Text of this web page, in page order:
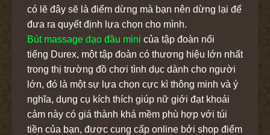
có lẽ đây sẽ là điểm dừng mà bạn nên dừng lại để
đưa ra quyết định lựa chọn cho mình.
Bút massage dạo đầu mini của tập đoàn nổi
tiếng Durex, một tập đoàn có thương hiệu lớn nhất
trong thị trường đồ chơi tình dục dành cho người
lớn, đó là một sự lựa chọn cực kì thông minh và ý
nghĩa, dụng cụ kích thích giúp nữ giới đạt khoái
cảm này có giá thành khá mềm phù hợp với túi
tiền của bạn, được cung cấp online bởi shop điểm